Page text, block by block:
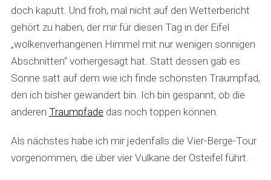
doch kaputt. Und froh, mal nicht auf den Wetterbericht
gehört zu haben, der mir für diesen Tag in der Eifel
„wolkenverhangenen Himmel mit nur wenigen sonnigen
Abschnitten“ vorhergesagt hat. Statt dessen gab es
Sonne satt auf dem wie ich finde schönsten Traumpfad,
den ich bisher gewandert bin. Ich bin gespannt, ob die
anderen Traumpfade das noch toppen können.
Als nächstes habe ich mir jedenfalls die Vier-Berge-Tour
vorgenommen, die über vier Vulkane der Osteifel führt.